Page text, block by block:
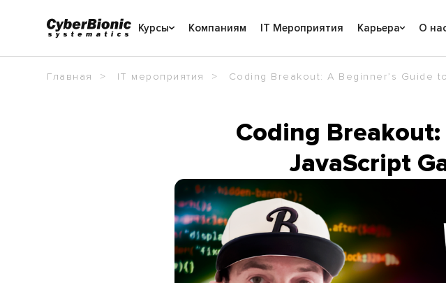
Курсы Компаниям IT Мероприятия Карьера О
Главная IT мероприятия Coding Breakout: A Beginner’s Guide
Coding Breakout:
JavaScript